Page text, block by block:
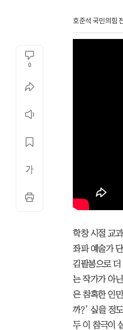
호준석 국민의힘
0
학창 시절 교
좌파 예술가
김팔봉으로
는 작가가 아
은 참혹한 인
까?’ 싶을 정
두 이 참극이